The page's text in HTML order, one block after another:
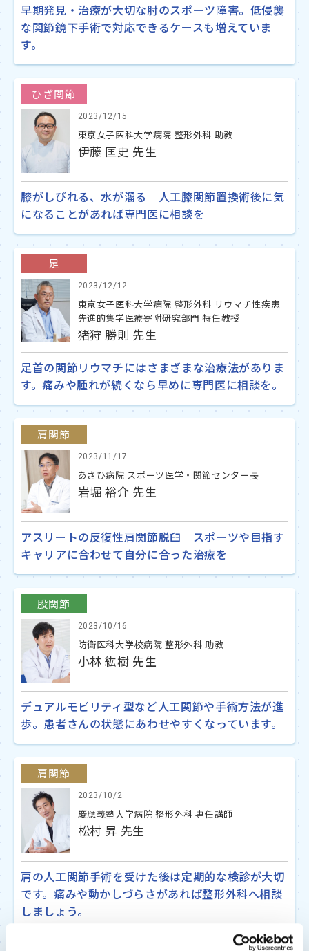
早期発見・治療が大切な肘のスポーツ障害。低侵襲
な関節鏡下手術で対応できるケースも増えていま
す。
ひざ関節
2023/12/15
東京女子医科大学病院 整形外科 助教
伊藤 匡史 先生
膝がしびれる、水が溜る 人工膝関節置換術後に気
になることがあれば専門医に相談を
足
2023/12/12
東京女子医科大学病院 整形外科 リウマチ性疾患
先進的集学医療寄附研究部門 特任教授
猪狩 勝則 先生
足首の関節リウマチにはさまざまな治療法がありま
す。痛みや腫れが続くなら早めに専門医に相談を。
肩関節
2023/11/17
あさひ病院 スポーツ医学・関節センター長
岩堀 裕介 先生
アスリートの反復性肩関節脱臼 スポーツや目指す
キャリアに合わせて自分に合った治療を
股関節
2023/10/16
防衛医科大学校病院 整形外科 助教
小林 紘樹 先生
デュアルモビリティ型など人工関節や手術方法が進
歩。患者さんの状態にあわせやすくなっています。
肩関節
2023/10/2
慶應義塾大学病院 整形外科 専任講師
松村 昇 先生
肩の人工関節手術を受けた後は定期的な検診が大切
です。痛みや動かしづらさがあれば整形外科へ相談
しましょう。